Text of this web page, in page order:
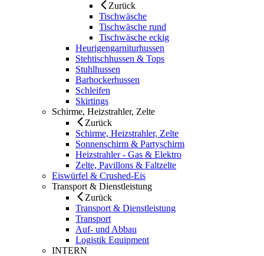
Zurück
Tischwäsche
Tischwäsche rund
Tischwäsche eckig
Heurigengarniturhussen
Stehtischhussen & Tops
Stuhlhussen
Barhockerhussen
Schleifen
Skirtings
Schirme, Heizstrahler, Zelte
Zurück
Schirme, Heizstrahler, Zelte
Sonnenschirm & Partyschirm
Heizstrahler - Gas & Elektro
Zelte, Pavillons & Faltzelte
Eiswürfel & Crushed-Eis
Transport & Dienstleistung
Zurück
Transport & Dienstleistung
Transport
Auf- und Abbau
Logistik Equipment
INTERN